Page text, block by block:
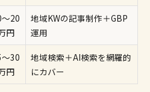
20
円
地域KWの記事制作＋GBP
運用
30
円
地域検索＋AI検索を網羅的
にカバー